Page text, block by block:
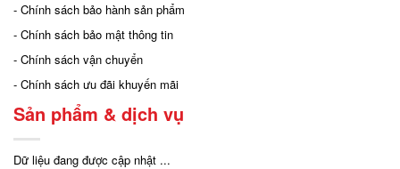
- Chính sách bảo hành sản phẩm
- Chính sách bảo mật thông tin
- Chính sách vận chuyển
- Chính sách ưu đãi khuyến mãi
Sản phẩm & dịch vụ
Dữ liệu đang được cập nhật ...